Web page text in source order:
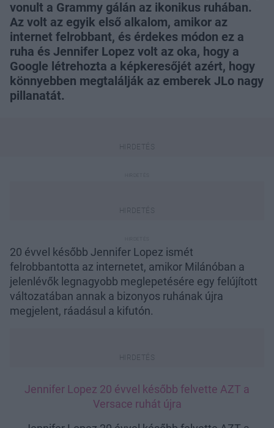
vonult a Grammy gálán az ikonikus ruhában.
Az volt az egyik első alkalom, amikor az
internet felrobbant, és érdekes módon ez a
ruha és Jennifer Lopez volt az oka, hogy a
Google létrehozta a képkeresőjét azért, hogy
könnyebben megtalálják az emberek JLo nagy
pillanatát.
20 évvel később Jennifer Lopez ismét
felrobbantotta az internetet, amikor Milánóban a
jelenlévők legnagyobb meglepetésére egy felújított
változatában annak a bizonyos ruhának újra
megjelent, ráadásul a kifutón.
Jennifer Lopez 20 évvel később felvette AZT a
Versace ruhát újra